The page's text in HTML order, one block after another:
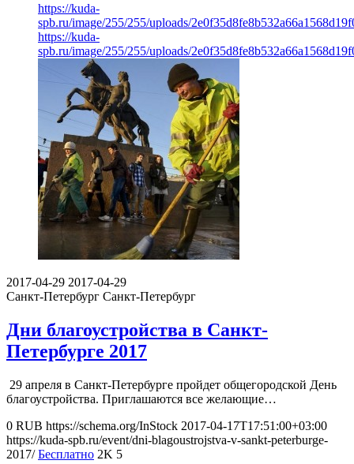
https://kuda-
spb.ru/image/255/255/uploads/
https://kuda-
spb.ru/image/255/255/uploads/
2017-04-29 2017-04-29
Санкт-Петербург Санкт-Петербург
Дни благоустройства в Санкт-
Петербурге 2017
29 апреля в Санкт-Петербурге пройдет общегородской День
благоустройства. Приглашаются все желающие…
0 RUB https://schema.org/InStock 2017-04-17T17:51:00+03:00
https://kuda-spb.ru/event/dni-blagoustrojstva-v-sankt-peterburge-
2017/ Бесплатно 2K 5